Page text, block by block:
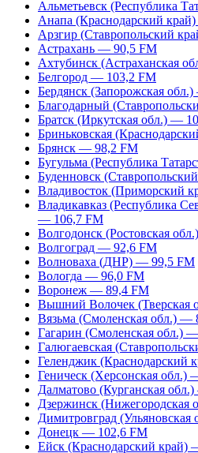
Альметьевск (Республика
Анапа (Краснодарский
Арзгир (Ставропольский
Астрахань — 90,5 FM
Ахтубинск (Астраханская
Белгород — 103,2 FM
Бердянск (Запорожская
Благодарный
Братск (Иркутская обл.) —
Бриньковская
Брянск — 98,2 FM
Бугульма (Республика
Буденновск
Владивосток (Приморский
Владикавказ (Республика
— 106,7 FM
Волгодонск (Ростовская
Волгоград — 92,6 FM
Волноваха (ДНР) — 99,5 FM
Вологда — 96,0 FM
Воронеж — 89,4 FM
Вышний Волочек (Тверская
Вязьма (Смоленская обл.) —
Гагарин (Смоленская обл.)
Галюгаевская
Геленджик (Краснодарский
Геническ (Херсонская обл.)
Далматово (Курганская
Дзержинск (Нижегородская
Димитровград
Донецк — 102,6 FM
Ейск (Краснодарский край)